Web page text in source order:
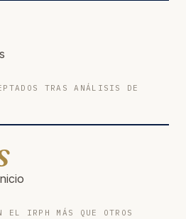
TRAS ANÁLISIS DE
EL IRPH MÁS QUE OTROS